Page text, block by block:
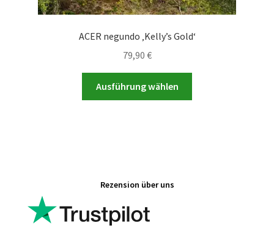
ACER negundo ‚Kelly’s Gold‘
79,90 €
Ausführung wählen
Rezension über uns